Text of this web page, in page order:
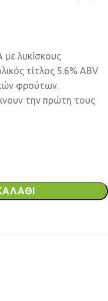
με λυκίσκους
τίτλος 5.6% ABV
φρούτων.
την πρώτη τους